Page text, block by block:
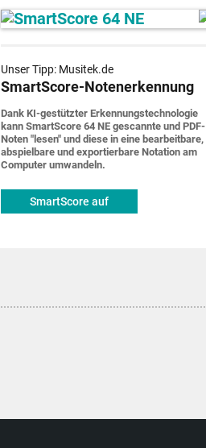
Unser Tipp: Musitek.de
SmartScore-Notenerkennung
Dank KI-gestützter Erkennungs­techno­logie
kann SmartScore 64 NE gescannte und PDF-
Noten "lesen" und diese in eine bearbeit­bare,
abspiel­bare und expor­tier­bare Notation am
Computer um­wandeln.
SmartScore auf